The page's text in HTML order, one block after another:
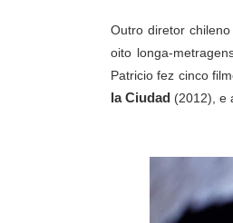
Outro diretor
oito longa-
Patricio fez cinco
la Ciudad (2012), e